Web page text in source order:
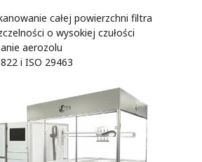
całej powierzchni filtra
o wysokiej czułości
aerozolu
i ISO 29463